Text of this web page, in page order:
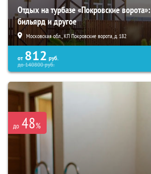
Отдых на турбазе «Покровские
бильярд и другое
Московская обл., КП Покровские ворота, д. 182
от 812 руб.
до140800руб.
до 48%